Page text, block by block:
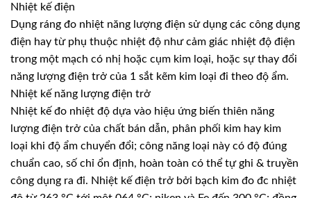
Nhiệt kế điện
Dụng ráng đo nhiệt năng lượng điện sử dụng các công dụng
điện hay từ phụ thuộc nhiệt độ như cảm giác nhiệt độ điện
trong một mạch có nhị hoặc cụm kim loại, hoặc sự thay đổi
năng lượng điện trở của 1 sắt kẽm kim loại đi theo độ ẩm.
Nhiệt kế năng lượng điện trở
Nhiệt kế đo nhiệt độ dựa vào hiệu ứng biến thiên năng
lượng điện trở của chất bán dẫn, phân phối kim hay kim
loại khi độ ẩm chuyển đổi; công năng loại này có độ đúng
chuẩn cao, số chỉ ổn định, hoàn toàn có thể tự ghi & truyền
công dụng ra đi. Nhiệt kế điện trở bởi bạch kim đo đc nhiệt